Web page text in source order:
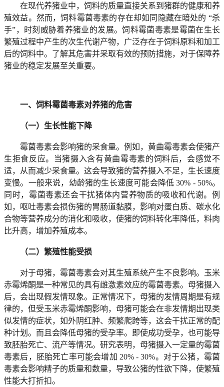
在现代养猪业中，饲料的质量直接关系到猪群的健康和养
殖效益。然而，饲料霉菌毒素的存在却如同隐藏在暗处的 “杀
手”，时刻威胁着养猪业的发展。饲料霉菌毒素是霉菌在生长
繁殖过程中产生的次生代谢产物，广泛存在于饲料原料和加工
后的饲料中。了解其危害并采取有效的预防措施，对于保障养
猪业的稳定发展至关重要。
一、饲料霉菌毒素对养猪的危害
（一）生长性能下降
霉菌毒素会影响猪的采食量。例如，黄曲霉毒素会使猪产
生拒食反应。当猪摄入含有黄曲霉毒素的饲料后，会感觉不
适，从而减少采食量。这会导致猪的营养摄入不足，生长速度
变慢。一般来说，幼龄猪的生长速度可能会降低 30% - 50%。
同时，霉菌毒素还会干扰猪体内营养物质的吸收和代谢。例
如，呕吐毒素会损伤猪的胃肠道黏膜，影响对蛋白质、碳水化
合物等营养成分的消化和吸收，使猪的饲料转化率降低，料肉
比升高，增加养殖成本。
（二）繁殖性能受损
对于母猪，霉菌毒素会对其生殖系统产生不良影响。玉米
赤霉烯酮是一种常见的具有雌激素效应的霉菌毒素。母猪摄入
后，会出现假发情现象。正常情况下，母猪的发情周期是有规
律的，但受玉米赤霉烯酮影响，母猪可能会在非发情期出现类
似发情的症状，如外阴红肿、频繁爬跨等，这会干扰正常的配
种计划。而且会降低母猪的受孕率。即使成功受孕，也可能导
致胚胎死亡、流产等情况。研究表明，母猪摄入一定量的霉菌
毒素后，胚胎死亡率可能会增加 20% - 30%。对于公猪，霉菌
毒素会影响精子的质量和数量，导致公猪的性欲下降，使繁殖
性能大打折扣。